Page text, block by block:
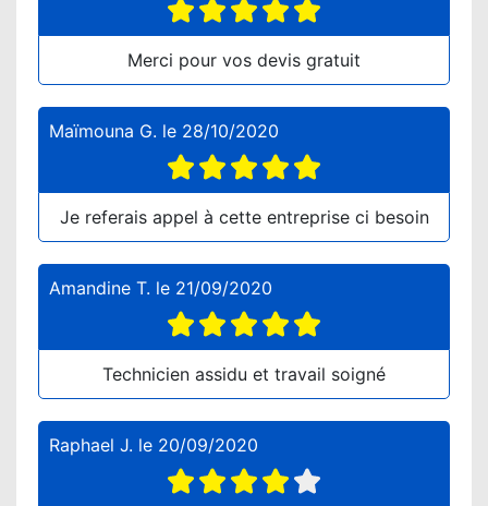
Merci pour vos devis gratuit
Maïmouna G. le 28/10/2020
Je referais appel à cette entreprise ci besoin
Amandine T. le 21/09/2020
Technicien assidu et travail soigné
Raphael J. le 20/09/2020